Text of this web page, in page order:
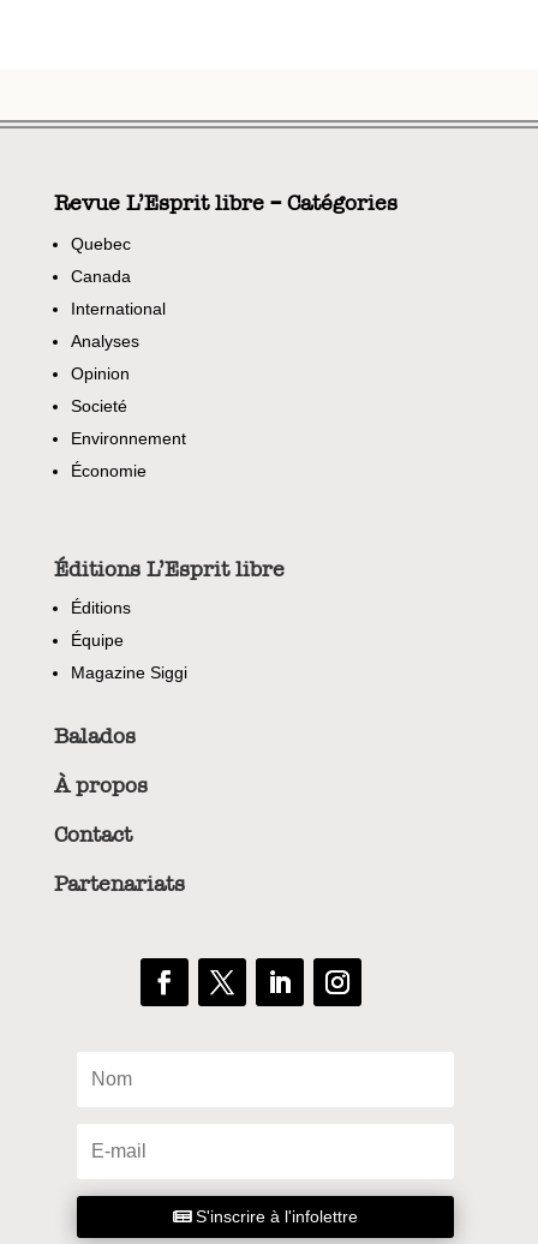
Revue L’Esprit libre – Catégories
Quebec
Canada
International
Analyses
Opinion
Societé
Environnement
Économie
Éditions L’Esprit libre
Éditions
Équipe
Magazine Siggi
Balados
À propos
Contact
Partenariats
S'inscrire à l'infolettre